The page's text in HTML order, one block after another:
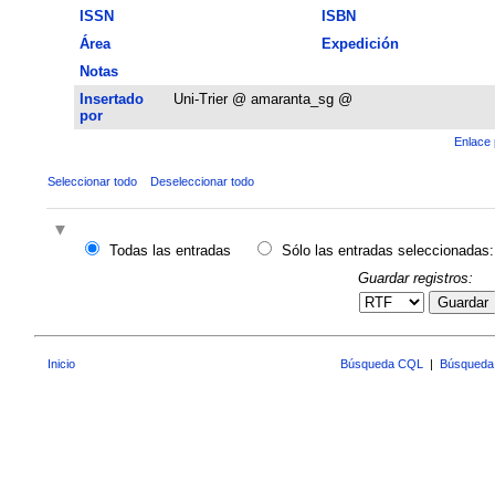
ISSN
ISBN
Área
Expedición
Notas
Insertado
por
Uni-Trier @ amaranta_sg @
Enlace
Seleccionar todo Deseleccionar todo
Todas las entradas
Sólo las entradas seleccionadas:
Guardar registros:
Guardar
Inicio Búsqueda CQL